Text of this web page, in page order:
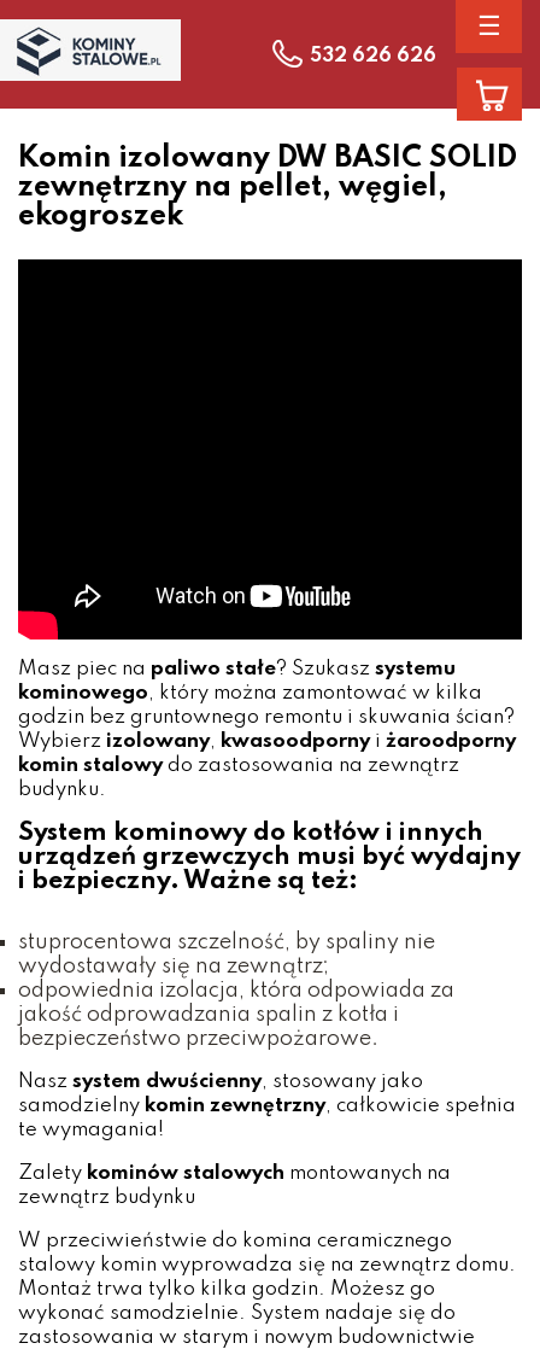
☰
532 626 626
Komin izolowany DW BASIC SOLID
zewnętrzny na pellet, węgiel,
ekogroszek
Masz piec na paliwo stałe? Szukasz systemu
kominowego, który można zamontować w kilka
godzin bez gruntownego remontu i skuwania ścian?
Wybierz izolowany, kwasoodpornyi żaroodporny
komin stalowydo zastosowania na zewnątrz
budynku.
System kominowy do kotłów i innych
urządzeń grzewczych musi być wydajny
i bezpieczny. Ważne są też:
stuprocentowa szczelność, by spaliny nie
wydostawały się na zewnątrz;
odpowiednia izolacja, która odpowiada za
jakość odprowadzania spalin z kotła i
bezpieczeństwo przeciwpożarowe.
Nasz system dwuścienny, stosowany jako
samodzielny komin zewnętrzny, całkowicie spełnia
te wymagania!
Zalety kominów stalowych montowanych na
zewnątrz budynku
W przeciwieństwie do komina ceramicznego
stalowy komin wyprowadza się na zewnątrz domu.
Montaż trwa tylko kilka godzin. Możesz go
wykonać samodzielnie. System nadaje się do
zastosowania w starym i nowym budownictwie